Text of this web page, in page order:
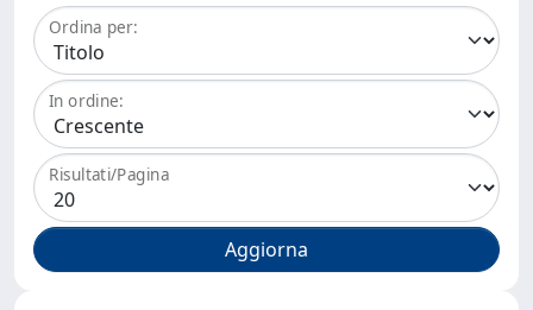
Ordina per:
In ordine:
Risultati/Pagina